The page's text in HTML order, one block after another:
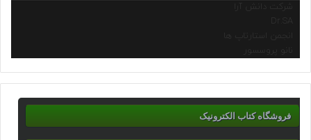
شرکت دانش آرا
انجمن استارتاپ ها
نانو پروسسور
فروشگاه کتاب الکترونیک